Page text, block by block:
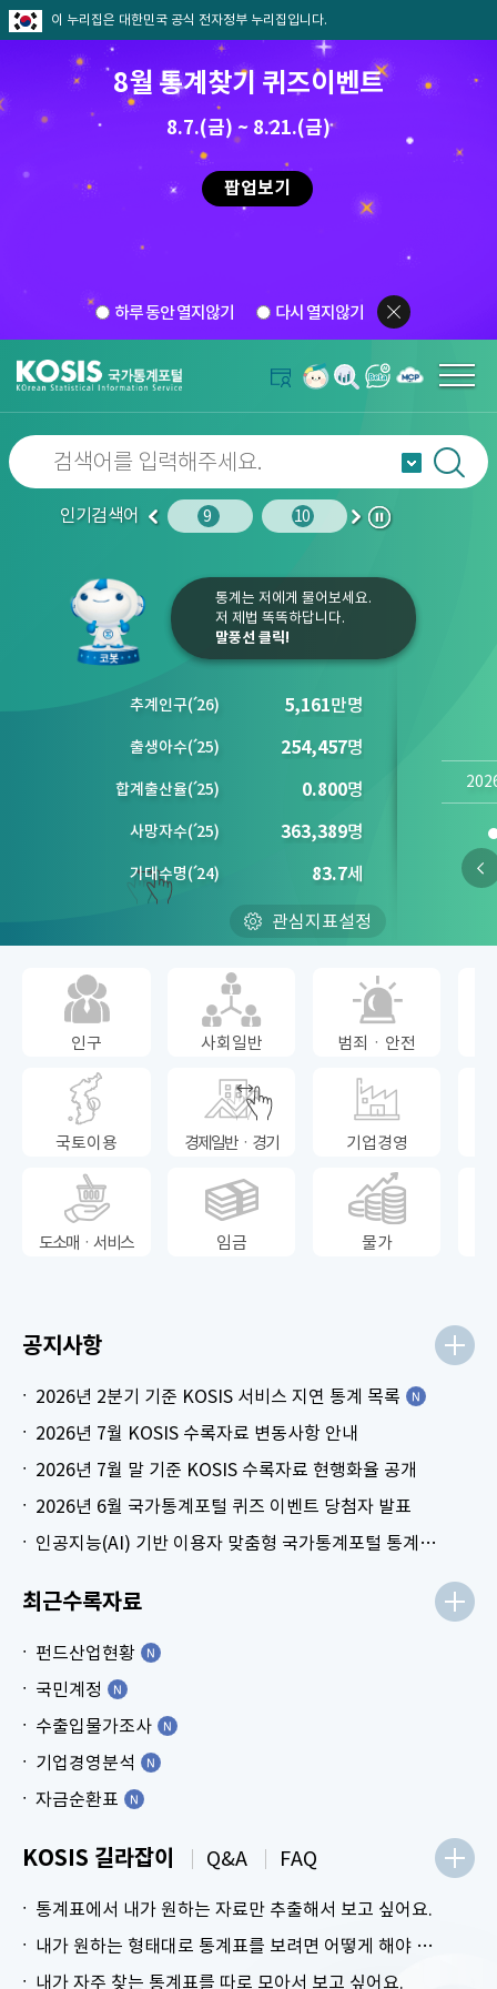
이 누리집은 대한민국 공식 전자정부 누리집입니다.
8월 통계찾기 퀴즈이벤트
8.7.(금) ~ 8.21.(금)
팝업보기
하루 동안 열지않기 다시 열지않기
인기검색어
이
10 임금 9 10 1
다
정
통계는 저에게 물어보세요.
저 제법 똑똑하답니다.
말풍선 클릭!
추계인구(´26) 5,161만명
출생아수(´25) 254,457명
합계출산율(´25) 0.800명
사망자수(´25) 363,389명
기대수명(´24) 83.7세
관심지표설정
인구 사회일반 범죄ㆍ안전
국토이용 경제일반ㆍ경기 기업경영
도소매ㆍ서비스 임금 물가
공지사항
2026년 2분기 기준 KOSIS 서비스 지연 통계 목록
2026년 7월 KOSIS 수록자료 변동사항 안내
2026년 7월 말 기준 KOSIS 수록자료 현행화율 공개
2026년 6월 국가통계포털 퀴즈 이벤트 당첨자 발표
인공지능(AI) 기반 이용자 맞춤형 국가통계포털 통계표 생성 시범 서비스 안내
최근수록자료
펀드산업현황
국민계정
수출입물가조사
기업경영분석
자금순환표
KOSIS 길라잡이
통계표에서 내가 원하는 자료만 추출해서 보고 싶어요.
내가 원하는 형태대로 통계표를 보려면 어떻게 해야 하나요?
내가 자주 찾는 통계표를 따로 모아서 보고 싶어요.
Q&A FAQ